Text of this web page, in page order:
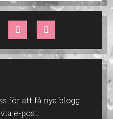
för att få nya blogg
e-post.